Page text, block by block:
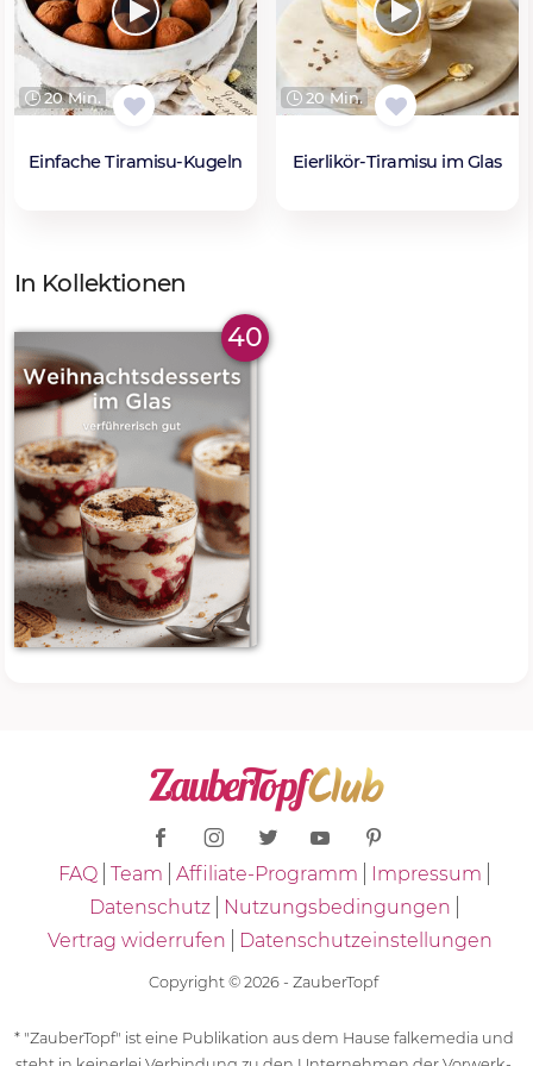
20 Min.
Einfache Tiramisu-Kugeln
20 Min.
Eierlikör-Tiramisu im Glas
In Kollektionen
40
FAQ Team Affiliate-Programm
Impressum
Datenschutz
Nutzungsbedingungen
Vertrag widerrufen
Datenschutzeinstellungen
Copyright © 2026 - ZauberTopf
* "ZauberTopf" ist eine Publikation aus dem Hause falkemedia und